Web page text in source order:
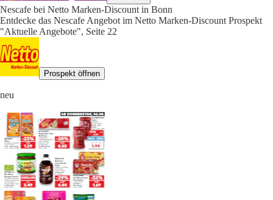
Nescafe bei Netto Marken-Discount in Bonn
Entdecke das Nescafe Angebot im Netto Marken-Discount Prospekt
"Aktuelle Angebote", Seite 22
Prospekt öffnen
neu